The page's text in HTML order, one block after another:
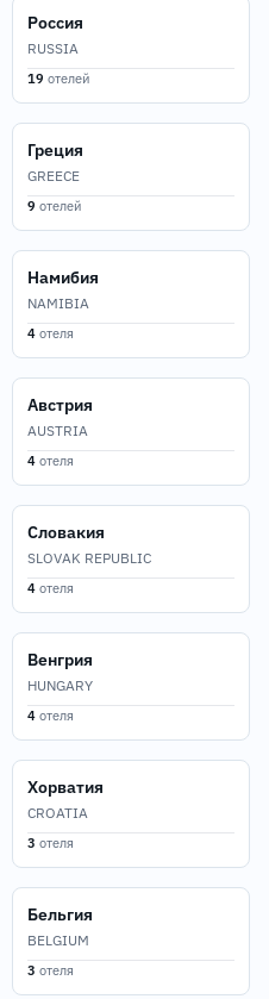
Россия
RUSSIA
19 отелей
Греция
GREECE
9 отелей
Намибия
NAMIBIA
4 отеля
Австрия
AUSTRIA
4 отеля
Словакия
SLOVAK REPUBLIC
4 отеля
Венгрия
HUNGARY
4 отеля
Хорватия
CROATIA
3 отеля
Бельгия
BELGIUM
3 отеля